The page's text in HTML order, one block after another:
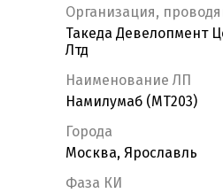
Организация,
Такеда Девелопмент
Лтд
Наименование ЛП
Намилумаб (MT203)
Города
Москва, Ярославль
Фаза КИ